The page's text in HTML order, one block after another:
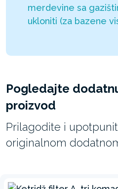
merdevine sa
ukloniti (za bazene
Pogledajte
proizvod
Prilagodite i
originalnom